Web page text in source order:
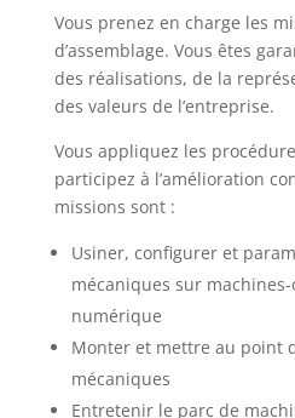
Vous prenez en charge les
d’assemblage. Vous êtes
des réalisations, de la
des valeurs de l’entreprise.
Vous appliquez les
participez à l’amélioration
missions sont :
Usiner, configurer et
mécaniques sur
numérique
Monter et mettre au point
mécaniques
Entretenir le parc de